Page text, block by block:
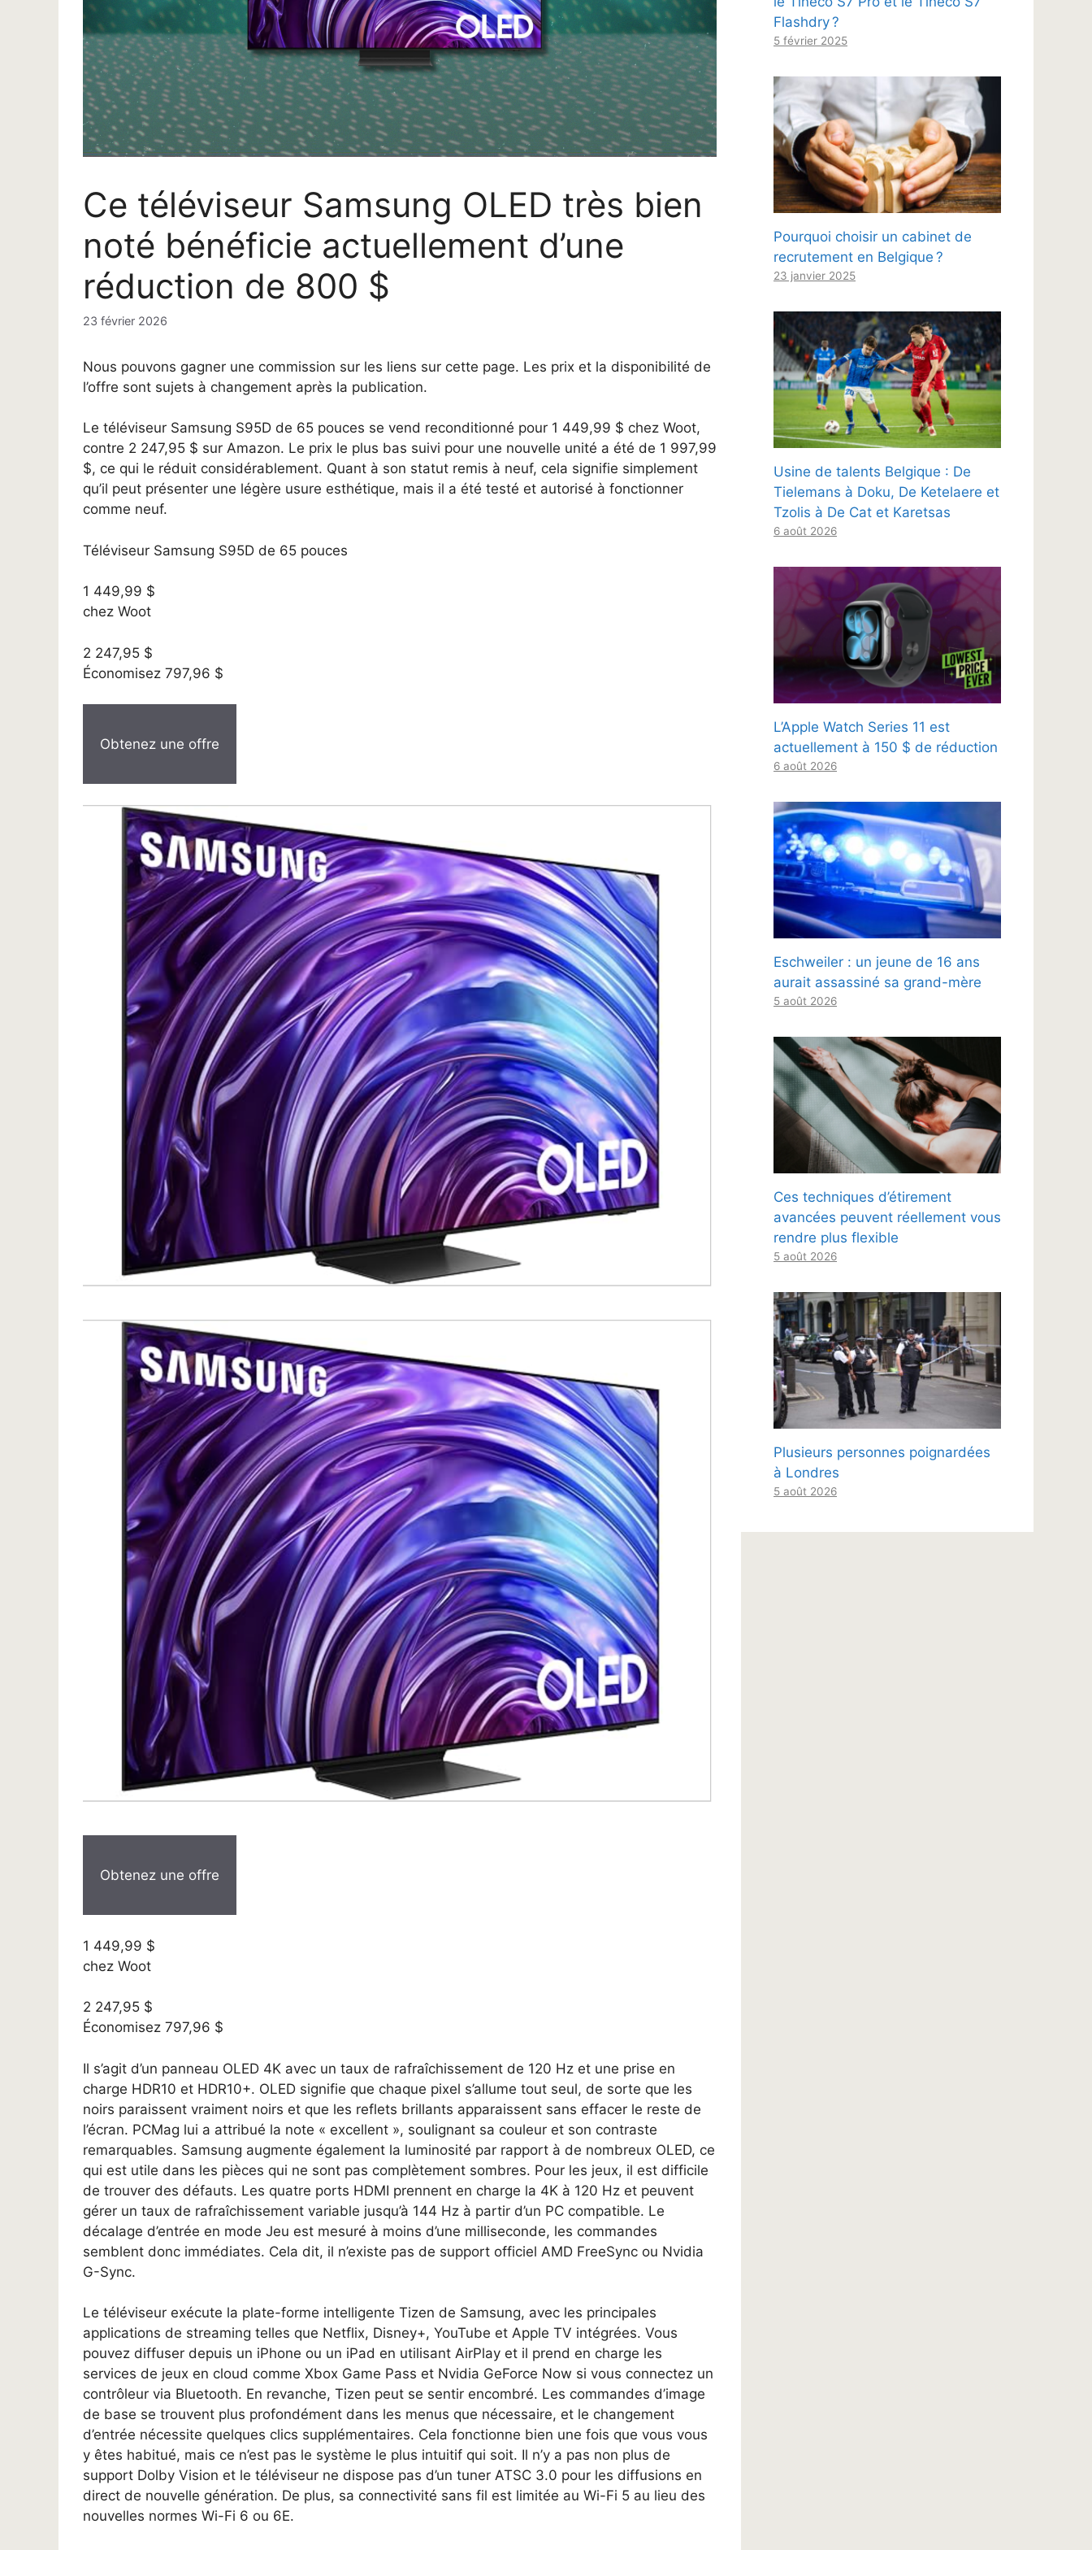
Ce téléviseur Samsung OLED très bien
noté bénéficie actuellement d’une
réduction de 800 $
23 février 2026
Nous pouvons gagner une commission sur les liens sur cette page. Les prix et la disponibilité de
l’offre sont sujets à changement après la publication.
Le téléviseur Samsung S95D de 65 pouces se vend reconditionné pour 1 449,99 $ chez Woot,
contre 2 247,95 $ sur Amazon. Le prix le plus bas suivi pour une nouvelle unité a été de 1 997,99
$, ce qui le réduit considérablement. Quant à son statut remis à neuf, cela signifie simplement
qu’il peut présenter une légère usure esthétique, mais il a été testé et autorisé à fonctionner
comme neuf.
Téléviseur Samsung S95D de 65 pouces
1 449,99 $
chez Woot
2 247,95 $
Économisez 797,96 $
Obtenez une offre
Obtenez une offre
1 449,99 $
chez Woot
2 247,95 $
Économisez 797,96 $
Il s’agit d’un panneau OLED 4K avec un taux de rafraîchissement de 120 Hz et une prise en
charge HDR10 et HDR10+. OLED signifie que chaque pixel s’allume tout seul, de sorte que les
noirs paraissent vraiment noirs et que les reflets brillants apparaissent sans effacer le reste de
l’écran. PCMag lui a attribué la note « excellent », soulignant sa couleur et son contraste
remarquables. Samsung augmente également la luminosité par rapport à de nombreux OLED, ce
qui est utile dans les pièces qui ne sont pas complètement sombres. Pour les jeux, il est difficile
de trouver des défauts. Les quatre ports HDMI prennent en charge la 4K à 120 Hz et peuvent
gérer un taux de rafraîchissement variable jusqu’à 144 Hz à partir d’un PC compatible. Le
décalage d’entrée en mode Jeu est mesuré à moins d’une milliseconde, les commandes
semblent donc immédiates. Cela dit, il n’existe pas de support officiel AMD FreeSync ou Nvidia
G-Sync.
Le téléviseur exécute la plate-forme intelligente Tizen de Samsung, avec les principales
applications de streaming telles que Netflix, Disney+, YouTube et Apple TV intégrées. Vous
pouvez diffuser depuis un iPhone ou un iPad en utilisant AirPlay et il prend en charge les
services de jeux en cloud comme Xbox Game Pass et Nvidia GeForce Now si vous connectez un
contrôleur via Bluetooth. En revanche, Tizen peut se sentir encombré. Les commandes d’image
de base se trouvent plus profondément dans les menus que nécessaire, et le changement
d’entrée nécessite quelques clics supplémentaires. Cela fonctionne bien une fois que vous vous
y êtes habitué, mais ce n’est pas le système le plus intuitif qui soit. Il n’y a pas non plus de
support Dolby Vision et le téléviseur ne dispose pas d’un tuner ATSC 3.0 pour les diffusions en
direct de nouvelle génération. De plus, sa connectivité sans fil est limitée au Wi-Fi 5 au lieu des
nouvelles normes Wi-Fi 6 ou 6E.
Flashdry ?
5 février 2025
Pourquoi choisir un cabinet de
recrutement en Belgique ?
23 janvier 2025
Usine de talents Belgique : De
Tielemans à Doku, De Ketelaere et
Tzolis à De Cat et Karetsas
6 août 2026
L’Apple Watch Series 11 est
actuellement à 150 $ de réduction
6 août 2026
Eschweiler : un jeune de 16 ans
aurait assassiné sa grand-mère
5 août 2026
Ces techniques d’étirement
avancées peuvent réellement vous
rendre plus flexible
5 août 2026
Plusieurs personnes poignardées
à Londres
5 août 2026